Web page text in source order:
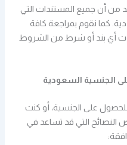
من أن جميع المستندات التي
كما نقوم بمراجعة كافة
أي بند أو شرط من الشروط
الجنسية السعودية
على الجنسية، أو كنت
النصائح التي قد تساعد في